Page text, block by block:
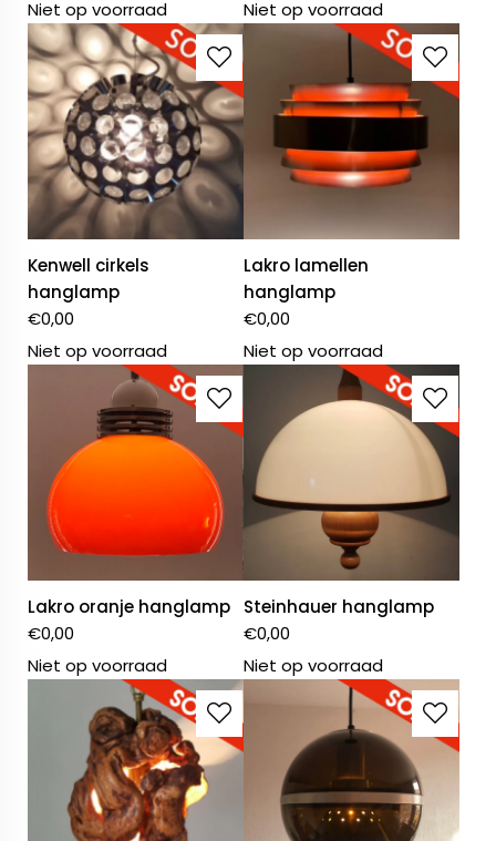
Niet op voorraad Niet op voorraad
Kenwell cirkels
hanglamp
€0,00
Niet op voorraad
Lakro lamellen
hanglamp
€0,00
Niet op voorraad
Lakro oranje hanglamp
€0,00
Niet op voorraad
Steinhauer hanglamp
€0,00
Niet op voorraad